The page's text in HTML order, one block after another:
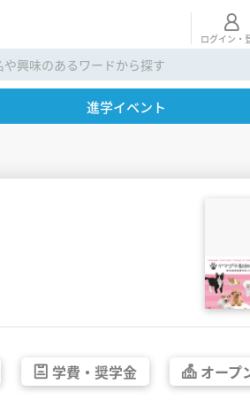
ログイン・
進学イベント
学費・ 奨学金 オープ